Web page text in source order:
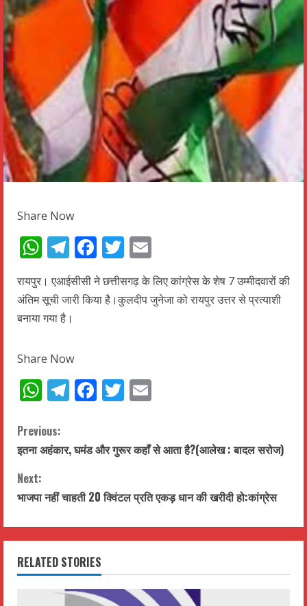
Share Now
WhatsApp
Telegram
Facebook
Twitter
रायपुर। एआईसीसी ने छत्तीसगढ़ के लिए कांग्रेस के शेष 7 उम्मीदवारों की
अंतिम सूची जारी किया है।कुलदीप जुनेजा को रायपुर उत्तर से प्रत्याशी
बनाया गया है।
Share Now
WhatsApp
Telegram
Facebook
Twitter
C
o
n
t
i
n
Previous:
इतना अहंकार, घमंड और गुरूर कहाँ से आता है?(आलेख : बादल सरोज)
Next:
भाजपा नहीं चाहती 20 क्विंटल प्रति एकड़ धान की खरीदी हो:कांग्रेस
RELATED STORIES